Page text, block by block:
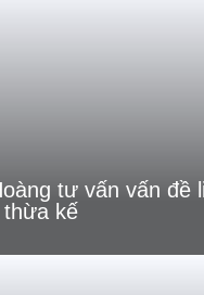
tư vấn vấn đề
thừa kế